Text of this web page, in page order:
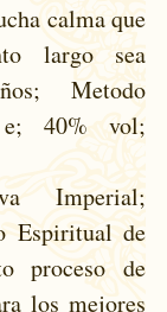
calma que
largo sea
Metodo
40% vol;
Imperial;
Espiritual de
proceso de
los mejores